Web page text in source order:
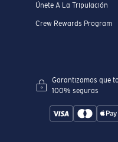
Únete A La Tripulación
Crew Rewards Program
Garantizamos que
100% seguras